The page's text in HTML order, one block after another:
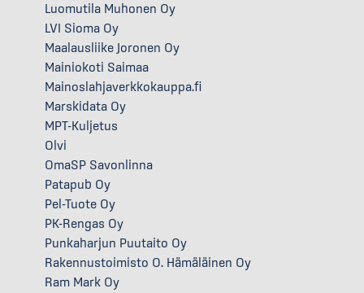
Luomutila Muhonen Oy
LVI Sioma Oy
Maalausliike Joronen Oy
Mainiokoti Saimaa
Mainoslahjaverkkokauppa.fi
Marskidata Oy
MPT-Kuljetus
Olvi
OmaSP Savonlinna
Patapub Oy
Pel-Tuote Oy
PK-Rengas Oy
Punkaharjun Puutaito Oy
Rakennustoimisto O. Hämäläinen Oy
Ram Mark Oy